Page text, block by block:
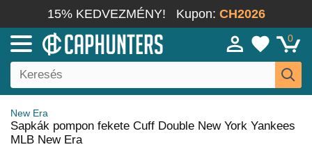
15% KEDVEZMÉNY! Kupon: CH2026
0
New Era
Sapkák pompon fekete Cuff Double New York Yankees
MLB New Era